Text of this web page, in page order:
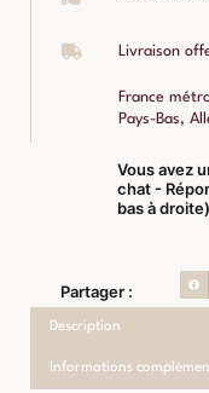
Livraison
France
Pays-Bas,
Vous avez
chat -
bas à droite)
Partager :
Description
Informations